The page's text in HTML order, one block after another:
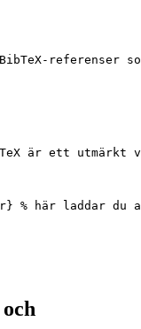
BibTeX-
är ett utmärkt
% här laddar du